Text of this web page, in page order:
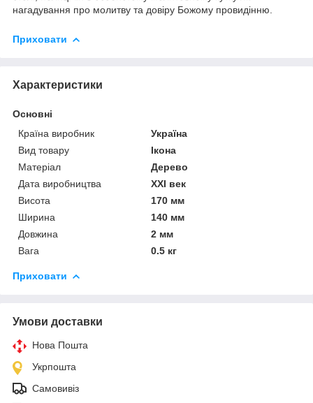
нагадування про молитву та довіру Божому провидінню.
Приховати
Характеристики
Основні
Країна виробник
Україна
Вид товару
Ікона
Матеріал
Дерево
Дата виробництва
XXI век
Висота
170 мм
Ширина
140 мм
Довжина
2 мм
Вага
0.5 кг
Приховати
Умови доставки
Нова Пошта
Укрпошта
Самовивіз